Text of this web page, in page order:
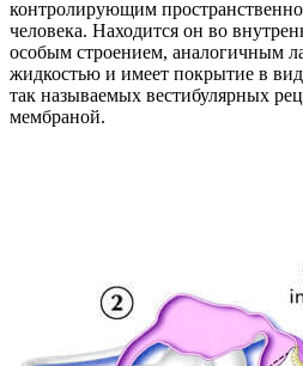
контролирующим
человека. Находится он во
особым строением, аналогичным
жидкостью и имеет покрытие в
так называемых вестибулярных
мембраной.